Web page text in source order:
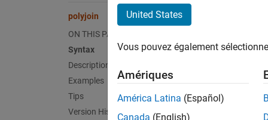
polyjoin
ON THIS PAGE
Syntax
Description
Examples
Tips
Version History
array
United States
Vous pouvez également
Amériques
América Latina (Español)
Canada (English)